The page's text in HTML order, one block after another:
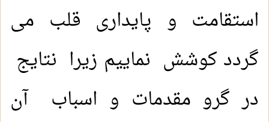
استقامت و پایداری قلب می
گردد کوشش نماییم زیرا نتایج
در گرو مقدمات و اسباب آن